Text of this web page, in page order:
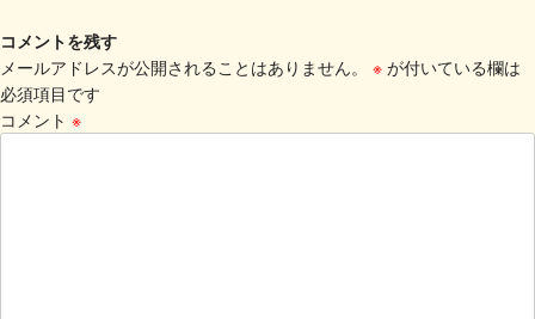
コメントを残す
メールアドレスが公開されることはありません。
※ が付いている欄は
必須項目です
コメント ※